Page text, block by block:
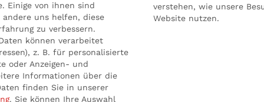
Entity – PIE?
in Allgemein,PIE,Public Interest Entity
Satz 2 enthält nun eine Definition des für das
Einige von ihnen sind
uns helfen, diese
zu verbessern.
können verarbeitet
z. B. für personalisierte
oder Anzeigen- und
Informationen über die
finden Sie in unserer
. Sie können Ihre Auswahl
verstehen, wie unsere
Website nutzen.